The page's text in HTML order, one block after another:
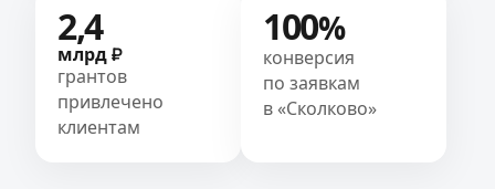
2,4
млрд ₽
грантов
привлечено
клиентам
100%
конверсия
по заявкам
в «Сколково»